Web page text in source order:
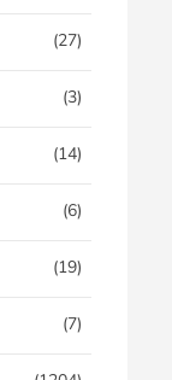
(27)
(3)
(14)
(6)
(19)
(7)